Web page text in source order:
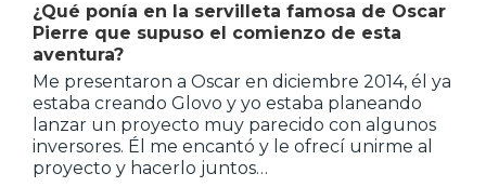
¿Qué ponía en la servilleta famosa de Oscar
Pierre que supuso el comienzo de esta
aventura?
Me presentaron a Oscar en diciembre 2014, él ya
estaba creando Glovo y yo estaba planeando
lanzar un proyecto muy parecido con algunos
inversores. Él me encantó y le ofrecí unirme al
proyecto y hacerlo juntos…